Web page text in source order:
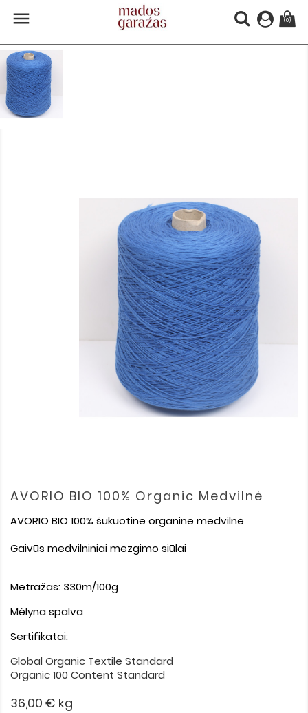
 (0)
AVORIO BIO 100% Organic Medvilnė
AVORIO BIO 100% šukuotinė organinė medvilnė
Gaivūs medvilniniai mezgimo siūlai
Metražas: 330m/100g
Mėlyna spalva
Sertifikatai:
Global Organic Textile Standard
Organic 100 Content Standard
36,00 € kg